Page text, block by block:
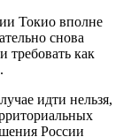
Токио вполне
снова
требовать как
идти нельзя,
России